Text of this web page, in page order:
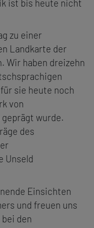
ist bis heute nicht
zu einer
Landkarte der
Wir haben dreizehn
sie heute noch
von
wurde.
des
Unseld
Einsichten
und freuen uns
den